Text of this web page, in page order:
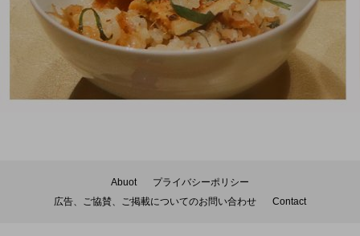
Abuot
プライバシーポリシー
広告、ご協賛、ご掲載についてのお問い合わせ
Contact